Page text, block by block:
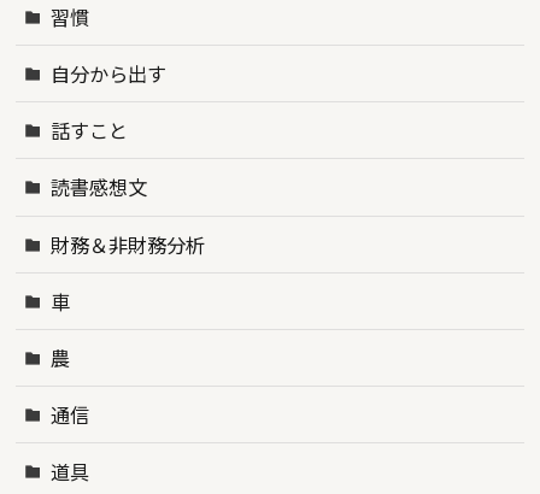
習慣
自分から出す
話すこと
読書感想文
財務＆非財務分析
車
農
通信
道具